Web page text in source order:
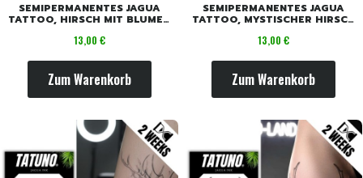
SEMIPERMANENTES JAGUA
TATTOO, HIRSCH MIT BLUMEN
Preis
13,00 €
Zum Warenkorb
SEMIPERMANENTES JAGUA
TATTOO, MYSTISCHER HIRSCH
Preis
13,00 €
Zum Warenkorb